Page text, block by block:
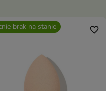
brak na stanie favorite_border